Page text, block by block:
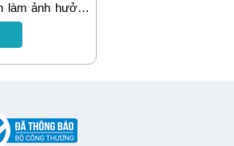
làm ảnh hưởng
dụng của bạn.
6 nguyên nhân